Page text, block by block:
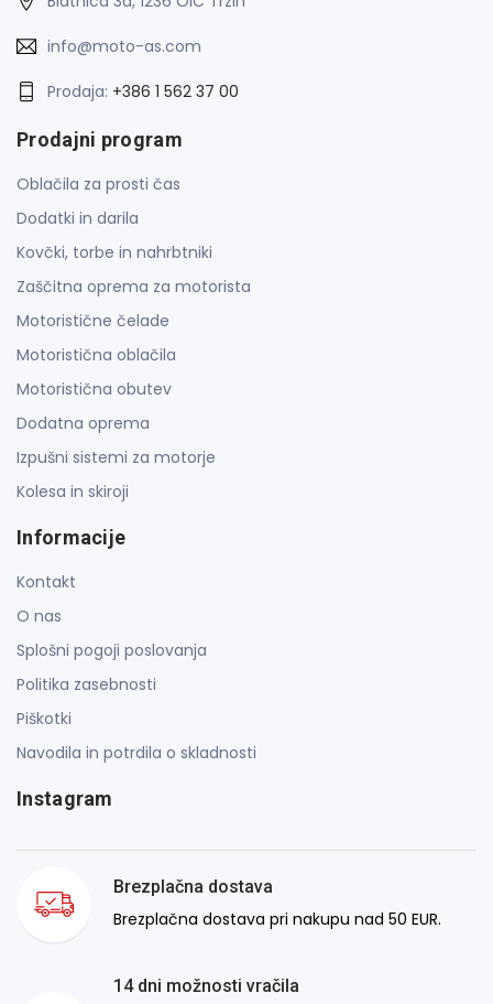
info@moto-as.com
Prodaja: +386 1 562 37 00
Prodajni program
Oblačila za prosti čas
Dodatki in darila
Kovčki, torbe in nahrbtniki
Zaščitna oprema za motorista
Motoristične čelade
Motoristična oblačila
Motoristična obutev
Dodatna oprema
Izpušni sistemi za motorje
Kolesa in skiroji
Informacije
Kontakt
O nas
Splošni pogoji poslovanja
Politika zasebnosti
Piškotki
Navodila in potrdila o skladnosti
Instagram
Brezplačna dostava
Brezplačna dostava pri nakupu nad 50 EUR.
14 dni možnosti vračila